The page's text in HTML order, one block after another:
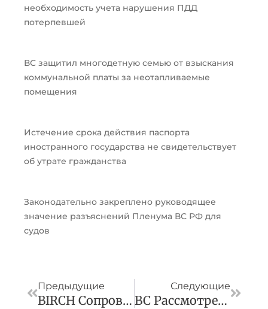
необходимость учета нарушения ПДД
потерпевшей
ВС защитил многодетную семью от взыскания
коммунальной платы за неотапливаемые
помещения
Истечение срока действия паспорта
иностранного государства не свидетельствует
об утрате гражданства
Законодательно закреплено руководящее
значение разъяснений Пленума ВС РФ для
судов
Предыдущие
BIRCH Сопровождала Сделку «Авито» По Покупке Компаний — Владельцев Рекламных Платформ
Следующие
ВС Рассмотрел Спор О Мнимой Сделке Предприятия